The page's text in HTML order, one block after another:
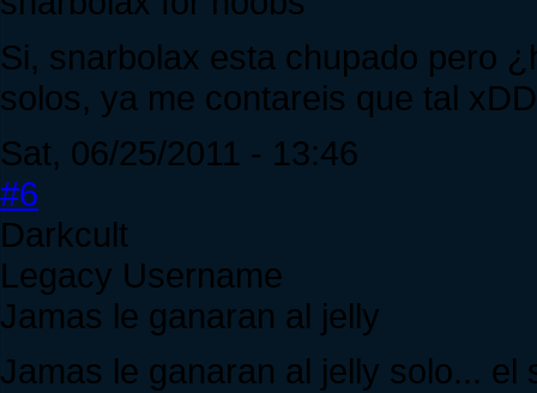
Si, snarbolax esta chupado pero
solos, ya me contareis que tal
Sat, 06/25/2011 - 13:46
#6
Darkcult
Legacy Username
Jamas le ganaran al jelly
Jamas le ganaran al jelly solo...